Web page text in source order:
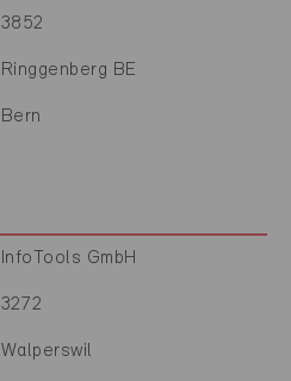
3852
Ringgenberg BE
Bern
InfoTools GmbH
3272
Walperswil